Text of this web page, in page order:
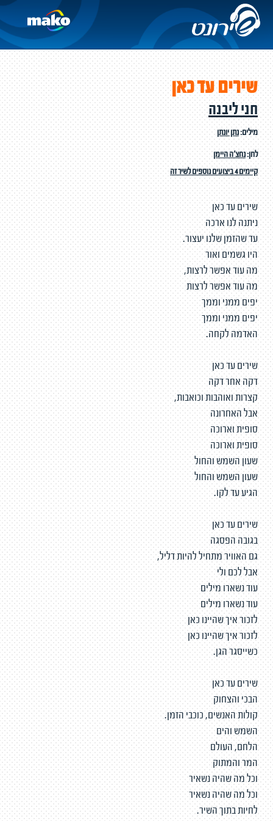
שירים עד כאן
חני ליבנה
מילים:נתן יונתן
לחן:נחצ'ה היימן
קיימים 4 ביצועים נוספים לשיר זה
שירים עד כאן
ניתנה לנו ארכה
עד שהזמן שלנו יעצור.
היו גשמים ואור
מה עוד אפשר לרצות,
מה עוד אפשר לרצות
יפים ממני וממך
יפים ממני וממך
האדמה לקחה.
שירים עד כאן
דקה אחר דקה
קצרות ואוהבות וכואבות,
אבל האחרונה
סופית וארוכה
סופית וארוכה
שעון השמש והחול
שעון השמש והחול
הגיע עד לקו.
שירים עד כאן
בגובה הפסגה
גם האוויר מתחיל להיות דליל,
אבל לכם ולי
עוד נשארו מילים
עוד נשארו מילים
לזכור איך שהיינו כאן
לזכור איך שהיינו כאן
כשייסגר הגן.
שירים עד כאן
הבכי והצחוק
קולות האנשים, כוכבי הזמן.
השמש והים
הלחם, העולם
המר והמתוק
וכל מה שהיה נשאיר
וכל מה שהיה נשאיר
לחיות בתוך השיר.